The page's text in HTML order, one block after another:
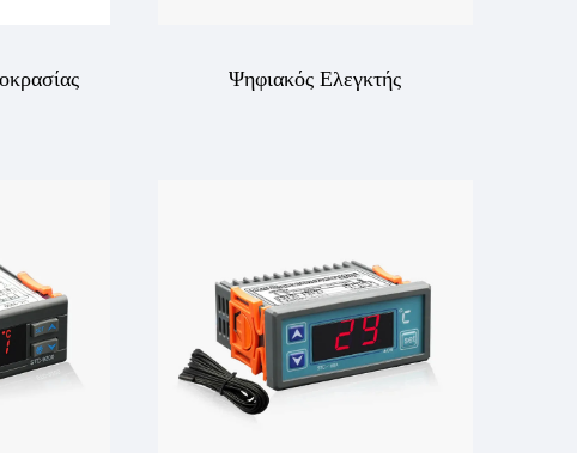
για
Ψηφιακός Ελεγκτής
θερμοκρασίας για
βιομηχανικές και εμπορικές